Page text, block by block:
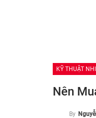
KỸ THUẬT
Nên
By